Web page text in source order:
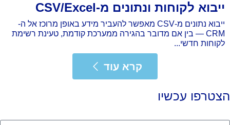
ייבוא לקוחות ונתונים מ-CSV/Excel
ייבוא נתונים מ-CSV מאפשר להעביר מידע באופן מרוכז אל ה-
CRM — בין אם מדובר בהגירה ממערכת קודמת, טעינת רשימת
לקוחות חדשי...
קרא עוד
עכשיו